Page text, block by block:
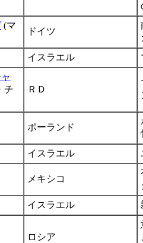
(マ
ドイツ
イスラエル
チ
ＲＤ
ポーランド
イスラエル
メキシコ
イスラエル
ロシア